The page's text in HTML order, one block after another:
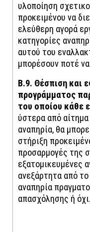
υλοποίηση
προκειμένου να
ελεύθερη αγορά
κατηγορίες
αυτού του
μπορέσουν ποτέ
Β.9. Θέσπιση και
προγράμματος
του οποίου κάθε
ύστερα από
αναπηρία, θα
στήριξη
προσαρμογές της
εξατομικευμένες
ανεξάρτητα από
αναπηρία
απασχόλησης ή όχι.